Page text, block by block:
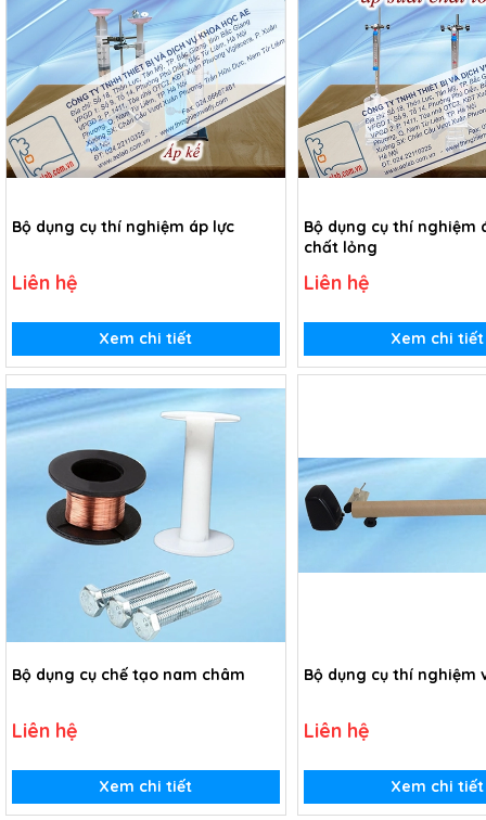
Bộ dụng cụ thí nghiệm áp lực
Liên hệ
Xem chi tiết
Bộ dụng cụ thí nghiệm
chất lỏng
Liên hệ
Xem chi tiết
Bộ dụng cụ chế tạo nam châm
Liên hệ
Xem chi tiết
Bộ dụng cụ thí nghiệm
Liên hệ
Xem chi tiết